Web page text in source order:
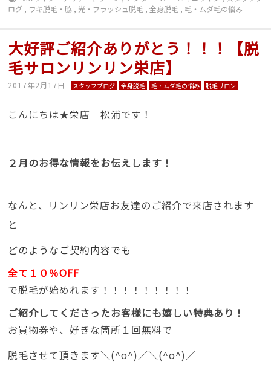
ログ , ワキ脱毛・脇 , 光・フラッシュ脱毛 ,全身脱毛 , 毛・ムダ毛の悩み
大好評ご紹介ありがとう！！！【脱
毛サロンリンリン栄店】
2017年2月17日 スタッフブログ 全身脱毛 毛・ムダ毛の悩み 脱毛サロン
こんにちは★栄店 松浦です！
２月のお得な情報をお伝えします！
なんと、リンリン栄店お友達のご紹介で来店されます
と
どのようなご契約内容でも
全て１０％OFF
で脱毛が始めれます！！！！！！！！！
ご紹介してくださったお客様にも嬉しい特典あり！
お買物券や、好きな箇所１回無料で
脱毛させて頂きます＼(^o^)／＼(^o^)／